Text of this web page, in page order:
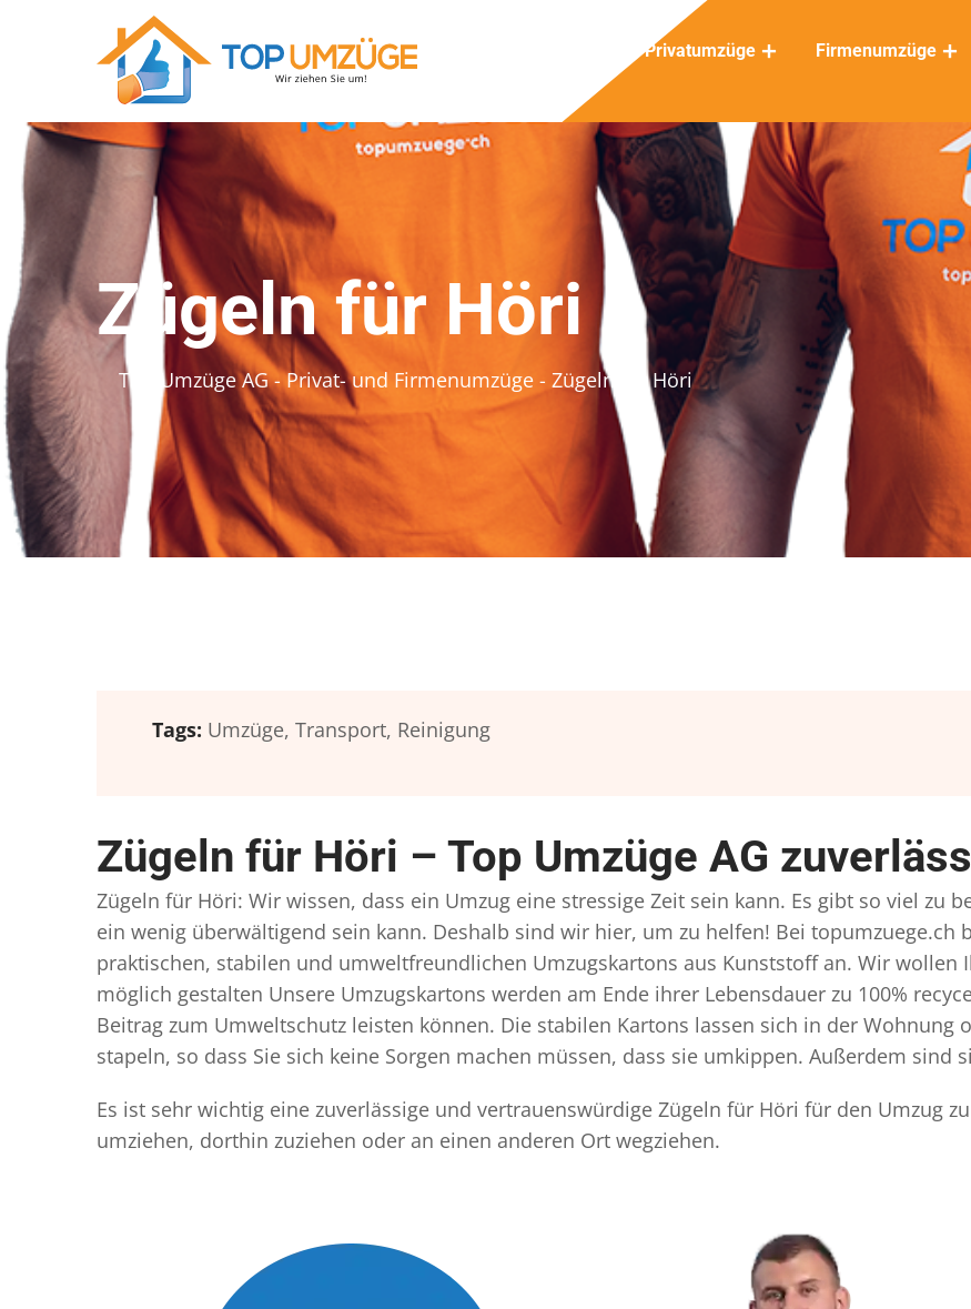
Privatumzüge Firmenumzüge
Zügeln für Höri
Top Umzüge AG - Privat- und Firmenumzüge - Zügeln für Höri
Tags: Umzüge, Transport, Reinigung
Zügeln für Höri – Top Umzüge AG
Zügeln für Höri: Wir wissen, dass ein Umzug eine stressige Zeit sein kann. Es gibt so viel zu
ein wenig überwältigend sein kann. Deshalb sind wir hier, um zu helfen! Bei topumzuege.ch
praktischen, stabilen und umweltfreundlichen Umzugskartons aus Kunststoff an. Wir wollen
möglich gestalten Unsere Umzugskartons werden am Ende ihrer Lebensdauer zu 100%
Beitrag zum Umweltschutz leisten können. Die stabilen Kartons lassen sich in der
stapeln, so dass Sie sich keine Sorgen machen müssen, dass sie umkippen. Außerdem sind
Es ist sehr wichtig eine zuverlässige und vertrauenswürdige Zügeln für Höri für den Umzug
umziehen, dorthin zuziehen oder an einen anderen Ort wegziehen.